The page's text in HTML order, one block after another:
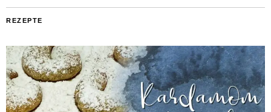
REZEPTE